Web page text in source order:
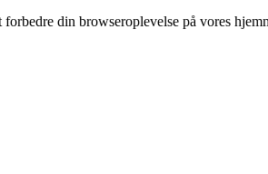
din browseroplevelse på vores